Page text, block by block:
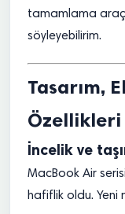
tamamlama
söyleyebilirim.
Tasarım,
Özellikleri
İncelik ve
MacBook Air
hafiflik oldu. Yeni